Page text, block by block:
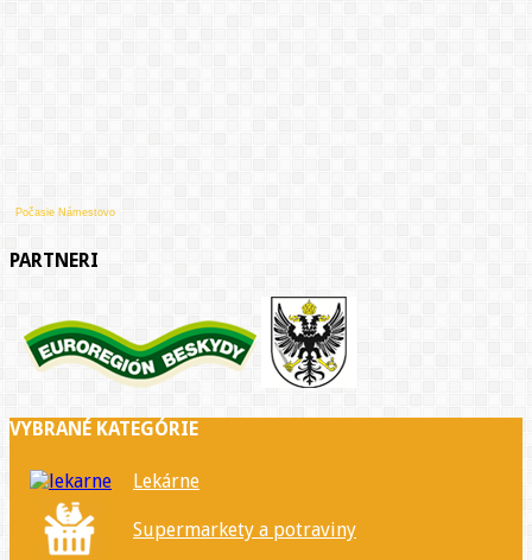
Počasie Námestovo
PARTNERI
VYBRANÉ KATEGÓRIE
Lekárne
Supermarkety a potraviny